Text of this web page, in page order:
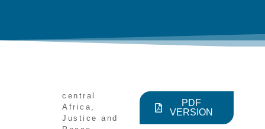
central
Africa,
Justice and
PDF
VERSION